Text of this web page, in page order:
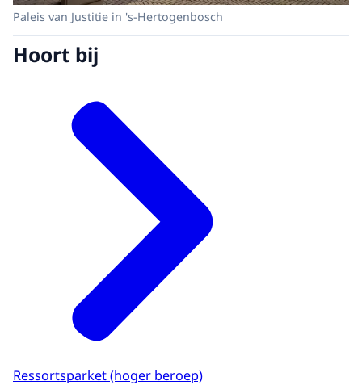
Paleis van Justitie in 's-Hertogenbosch
Hoort bij
Ressortsparket (hoger beroep)